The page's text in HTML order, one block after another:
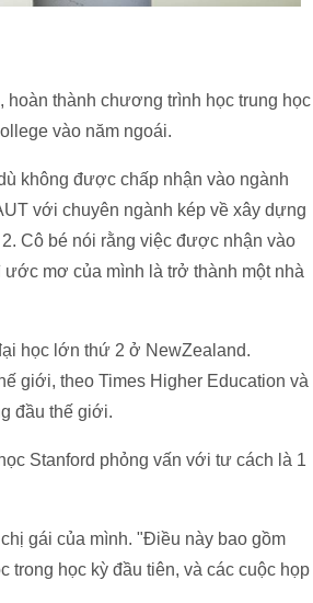
thành chương trình học trung học
vào năm ngoái.
không được chấp nhận vào ngành
với chuyên ngành kép về xây dựng
Cô bé nói rằng việc được nhận vào
ước mơ của mình là trở thành một nhà
học lớn thứ 2 ở NewZealand.
giới, theo Times Higher Education và
đầu thế giới.
Stanford phỏng vấn với tư cách là 1
gái của mình. "Điều này bao gồm
trong học kỳ đầu tiên, và các cuộc họp